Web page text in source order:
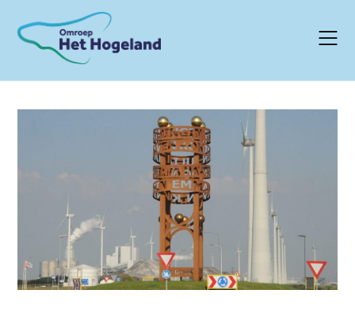
content